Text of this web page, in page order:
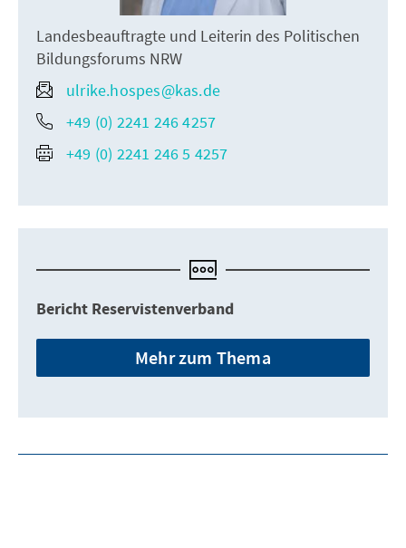
Landesbeauftragte und Leiterin des Politischen
Bildungsforums NRW
ulrike.hospes@kas.de
+49 (0) 2241 246 4257
+49 (0) 2241 246 5 4257
Bericht Reservistenverband
Mehr zum Thema